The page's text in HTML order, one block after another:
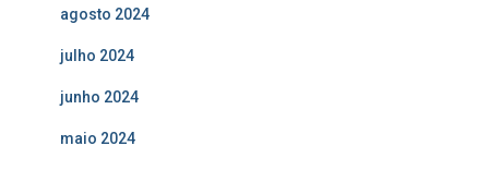
agosto 2024
julho 2024
junho 2024
maio 2024